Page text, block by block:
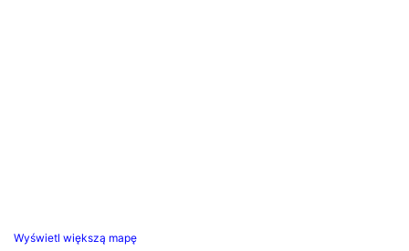
Wyświetl większą mapę